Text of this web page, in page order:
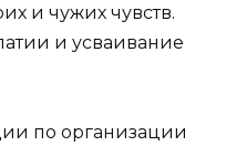
и чужих чувств.
и усваивание
по организации